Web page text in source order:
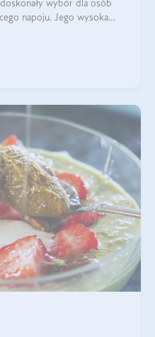
wybór dla osób
napoju. Jego wysoka